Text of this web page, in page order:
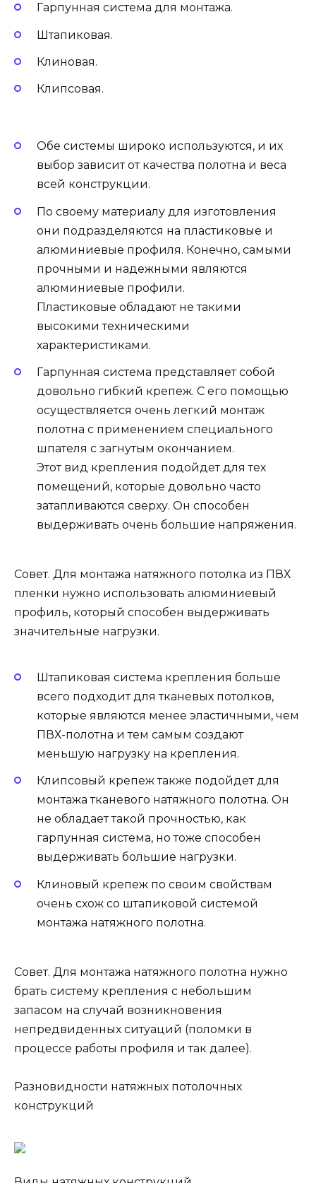
Гарпунная система для монтажа.
Штапиковая.
Клиновая.
Клипсовая.
Обе системы широко используются, и их
выбор зависит от качества полотна и веса
всей конструкции.
По своему материалу для изготовления
они подразделяются на пластиковые и
алюминиевые профиля. Конечно, самыми
прочными и надежными являются
алюминиевые профили.
Пластиковые обладают не такими
высокими техническими
характеристиками.
Гарпунная система представляет собой
довольно гибкий крепеж. С его помощью
осуществляется очень легкий монтаж
полотна с применением специального
шпателя с загнутым окончанием.
Этот вид крепления подойдет для тех
помещений, которые довольно часто
затапливаются сверху. Он способен
выдерживать очень большие напряжения.
Совет. Для монтажа натяжного потолка из ПВХ
пленки нужно использовать алюминиевый
профиль, который способен выдерживать
значительные нагрузки.
Штапиковая система крепления больше
всего подходит для тканевых потолков,
которые являются менее эластичными, чем
ПВХ-полотна и тем самым создают
меньшую нагрузку на крепления.
Клипсовый крепеж также подойдет для
монтажа тканевого натяжного полотна. Он
не обладает такой прочностью, как
гарпунная система, но тоже способен
выдерживать большие нагрузки.
Клиновый крепеж по своим свойствам
очень схож со штапиковой системой
монтажа натяжного полотна.
Совет. Для монтажа натяжного полотна нужно
брать систему крепления с небольшим
запасом на случай возникновения
непредвиденных ситуаций (поломки в
процессе работы профиля и так далее).
Разновидности натяжных потолочных
конструкций